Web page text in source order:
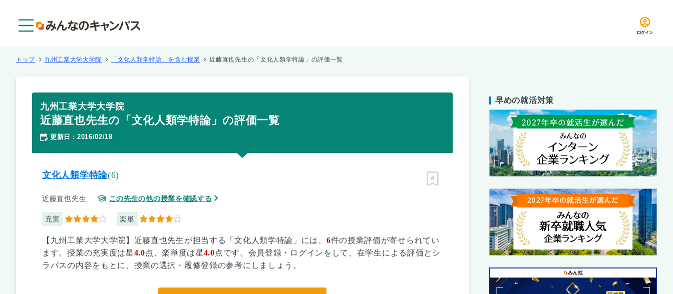
ログイン
トップ 九州工業大学大学院 「文化人類学特論」を含む授業 近藤直也先生の「文化人類学特論」の評価一覧
九州工業大学大学院
近藤直也先生の「文化人類学特論」の評価一覧
更新日 ： 2016/02/18
文化人類学特論(6)
近藤直也先生 この先生の他の授業を確認する
充実 4 楽単 4
ピン留め
【九州工業大学大学院】近藤直也先生が担当する「文化人類学特論」には、 6件の授業評価が寄せられてい
ます。授業の充実度は星4.0点、楽単度は星4.0点です。会員登録・ログインをして、在学生による評価とシ
ラバスの内容をもとに、授業の選択・履修登録の参考にしましょう。
早めの就活対策